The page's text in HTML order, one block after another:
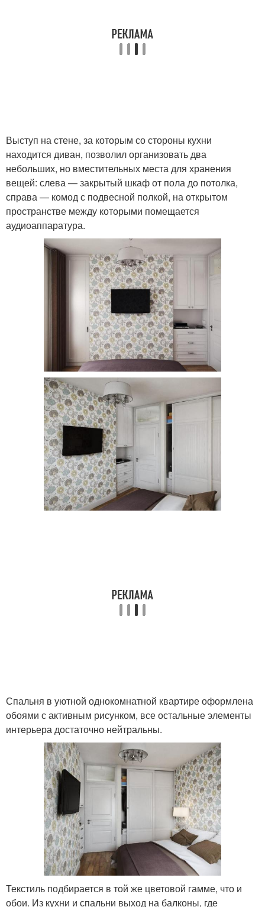
Выступ на стене, за которым со стороны кухни
находится диван, позволил организовать два
небольших, но вместительных места для хранения
вещей: слева — закрытый шкаф от пола до потолка,
справа — комод с подвесной полкой, на открытом
пространстве между которыми помещается
аудиоаппаратура.
Спальня в уютной однокомнатной квартире оформлена
обоями с активным рисунком, все остальные элементы
интерьера достаточно нейтральны.
Текстиль подбирается в той же цветовой гамме, что и
обои. Из кухни и спальни выход на балконы, где